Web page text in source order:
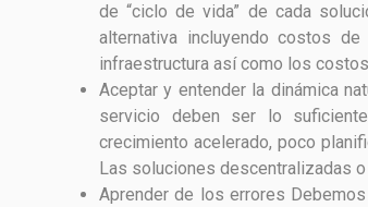
de “ciclo de vida” de cada
alternativa incluyendo costos
infraestructura así como los
Aceptar y entender la dinámica
servicio deben ser lo
crecimiento acelerado, poco
Las soluciones descentralizadas
Aprender de los errores